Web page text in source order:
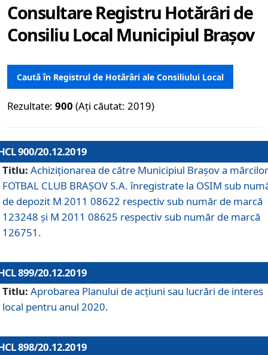
Consultare Registru Hotărâri de
Consiliu Local Municipiul Brașov
Caută în Registrul de Hotărâri ale Consiliului Local
Rezultate: 900 (Ați căutat: 2019)
900/20.12.2019
Titlu: Achiziționarea de către Municipiul Brașov a mărcilor
FOTBAL CLUB BRAȘOV S.A. înregistrate la OSIM sub
de depozit M 2011 08622 respectiv sub număr de marcă
123248 și M 2011 08625 respectiv sub număr de marcă
126751.
899/20.12.2019
Titlu: Aprobarea Planului de acţiuni sau lucrări de interes
local pentru anul 2020.
898/20.12.2019